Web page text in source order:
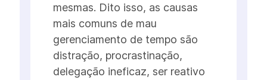
mesmas. Dito isso, as causas
mais comuns de mau
gerenciamento de tempo são
distração, procrastinação,
delegação ineficaz, ser reativo